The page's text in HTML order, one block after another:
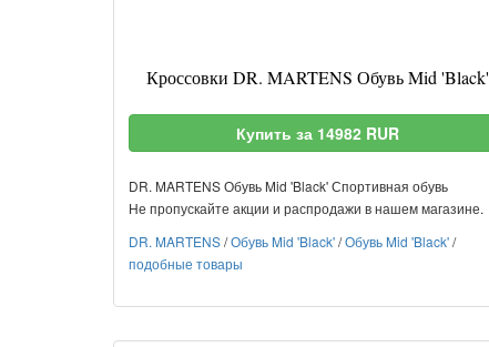
Кроссовки DR. MARTENS Обувь Mid 'Black'
Купить за 14982 RUR
DR. MARTENS Обувь Mid 'Black' Спортивная обувь
Не пропускайте акции и распродажи в нашем магазине.
DR. MARTENS/Обувь Mid 'Black'/Обувь Mid 'Black'/
подобные товары